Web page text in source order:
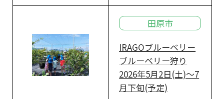
田原市
IRAGOブルーベリー
ブルーベリー狩り
2026年5月2日(土)～7
月下旬(予定)